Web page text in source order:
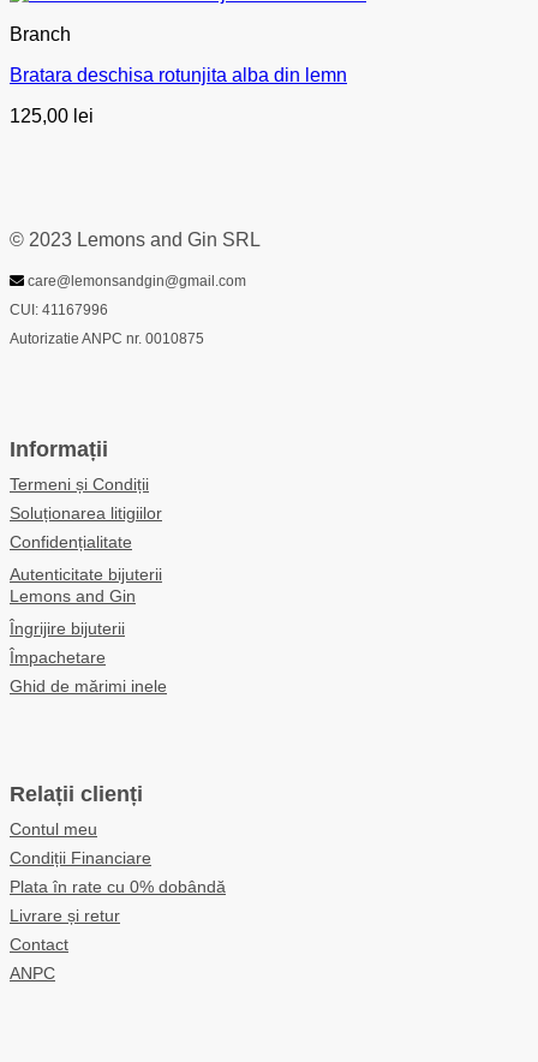
Branch
Bratara deschisa rotunjita alba din lemn
125,00 lei
© 2023 Lemons and Gin SRL
care@lemonsandgin@gmail.com
CUI: 41167996
Autorizatie ANPC nr. 0010875
Informații
Termeni și Condiții
Soluționarea litigiilor
Confidențialitate
Autenticitate bijuterii
Lemons and Gin
Îngrijire bijuterii
Împachetare
Ghid de mărimi inele
Relații clienți
Contul meu
Condiții Financiare
Plata în rate cu 0% dobândă
Livrare și retur
Contact
ANPC